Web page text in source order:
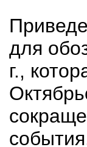
для
г.,